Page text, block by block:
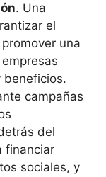
. Una
el
una
beneficios.
campañas
del
financiar
sociales, y